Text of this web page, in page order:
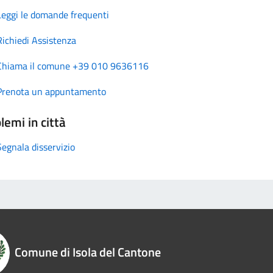
le domande frequenti
Assistenza
il comune +39 010 9636116
un appuntamento
in città
disservizio
Comune di Isola del Cantone